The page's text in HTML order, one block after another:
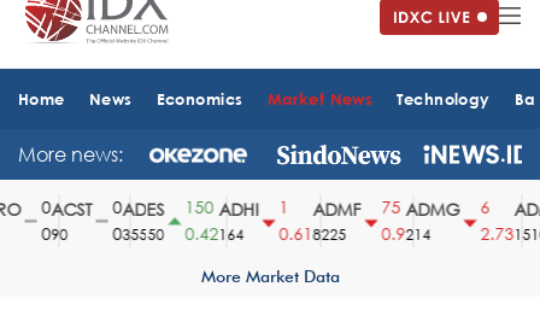
Home News Economics Market News Technology
More news:
ACST
90
ADES
35550
150
0.42
ADHI
164
0.61
ADMF
8225
75
0.9
ADMG
214
2.731510
More Market Data